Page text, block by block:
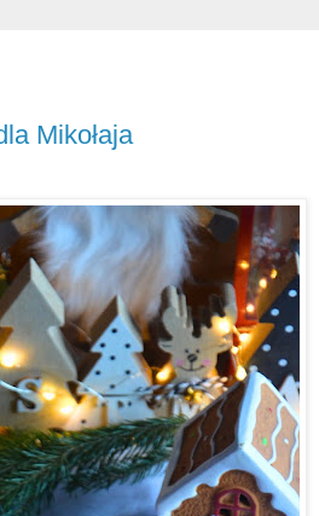
Mikołaja